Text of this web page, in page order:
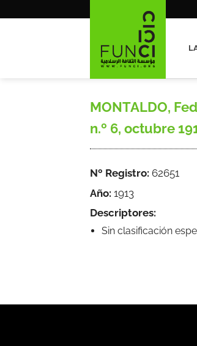
MONTALDO,
n.º 6, octubre
Nº Registro: 62651
Año: 1913
Descriptores:
Sin clasificación